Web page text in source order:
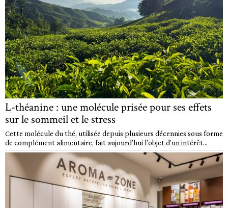
L-théanine : une molécule prisée pour ses effets
sur le sommeil et le stress
Cette molécule du thé, utilisée depuis plusieurs décennies sous forme
de complément alimentaire, fait aujourd’hui l’objet d’un intérêt...